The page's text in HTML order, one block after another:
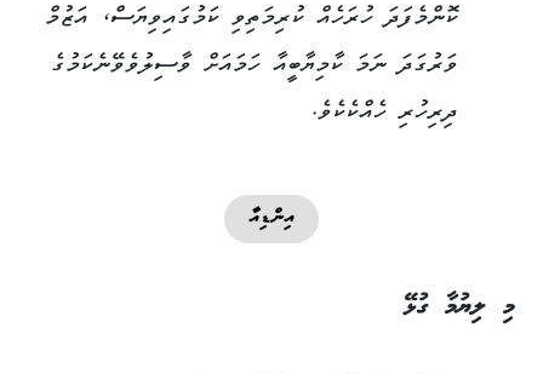
ކޮންމެފަދަ ހުރަހެއް ކުރިމަތިވި ކަމުގައިވިޔަސް، އަޒުމް
ވަރުގަދަ ނަމަ ކާމިޔާބީއާ ހަމައަށް ވާސިލުވެވޭނެކަމުގެ
ދިރިހުރި ހެއްކެކެވެ.
އިންޑިއާ
މި ލިޔުމާ ގުޅޭ